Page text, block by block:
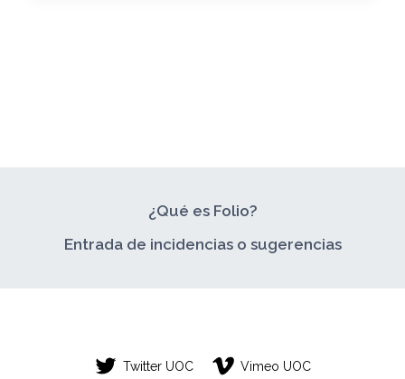
¿Qué es Folio?
Entrada de incidencias o sugerencias
Twitter UOC Vimeo UOC